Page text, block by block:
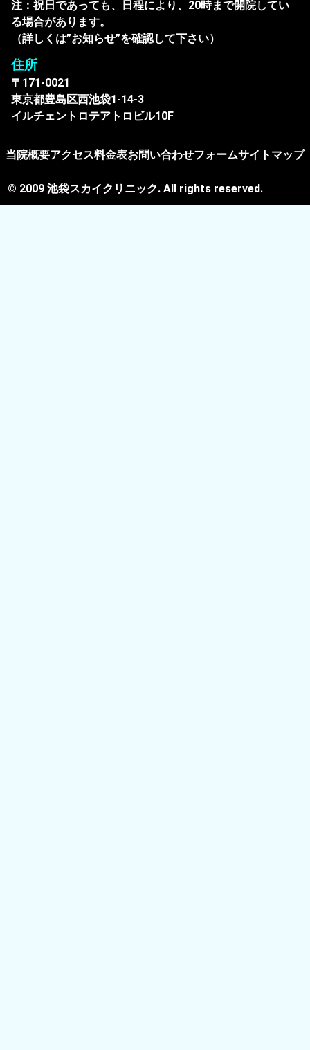
注：祝日であっても、日程により、20時まで開院してい
る場合があります。
（詳しくは”お知らせ”を確認して下さい）
住所
〒171-0021
東京都豊島区西池袋1-14-3
イルチェントロテアトロビル10F
当院概要アクセス料金表お問い合わせフォームサイトマップ
© 2009 池袋スカイクリニック. All rights reserved.